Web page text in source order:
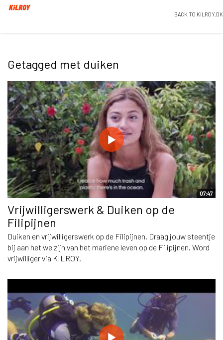
BACK TO KILROY.DK
Getagged met duiken
07:47
Vrijwilligerswerk & Duiken op de
Filipijnen
Duiken en vrijwilligerswerk op de Filipijnen. Draag jouw steentje
bij aan het welzijn van het mariene leven op de Filipijnen. Word
vrijwilliger via KILROY.